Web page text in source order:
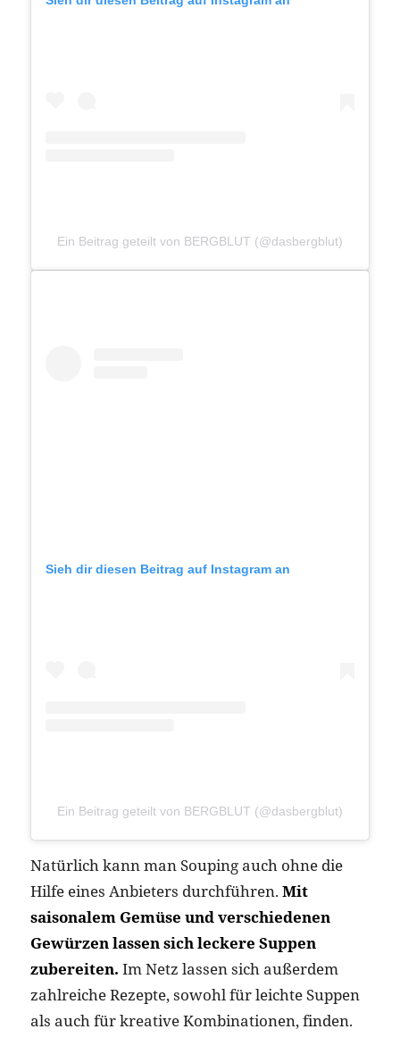
Ein Beitrag geteilt von BERGBLUT (@dasbergblut)
Sieh dir diesen Beitrag auf Instagram an
Ein Beitrag geteilt von BERGBLUT (@dasbergblut)
Natürlich kann man Souping auch ohne die
Hilfe eines Anbieters durchführen. Mit
saisonalem Gemüse und verschiedenen
Gewürzen lassen sich leckere Suppen
zubereiten. Im Netz lassen sich außerdem
zahlreiche Rezepte, sowohl für leichte Suppen
als auch für kreative Kombinationen, finden.